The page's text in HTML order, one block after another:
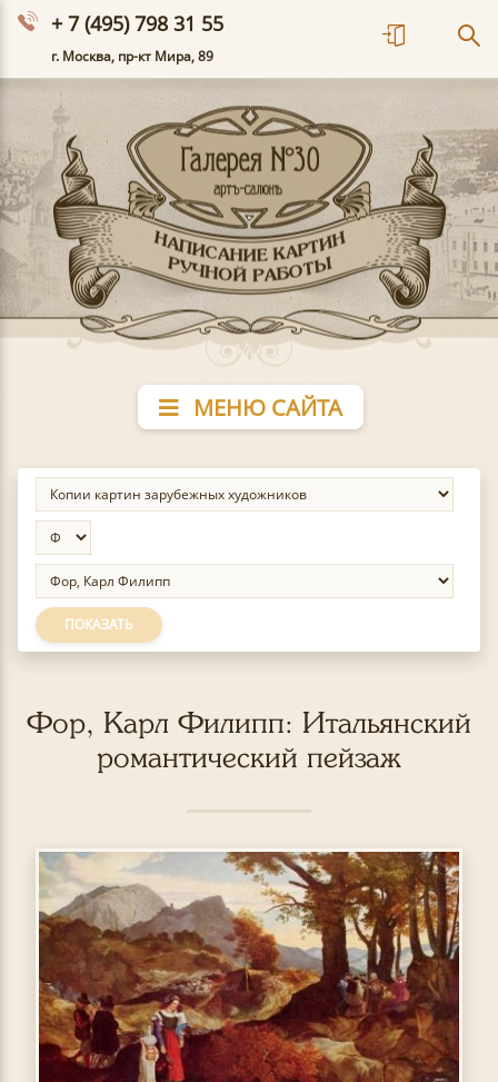
+ 7 (495) 798 31 55
г. Москва, пр-кт Мира, 89
МЕНЮ САЙТА
ПОКАЗАТЬ
Фор, Карл Филипп: Итальянский
романтический пейзаж